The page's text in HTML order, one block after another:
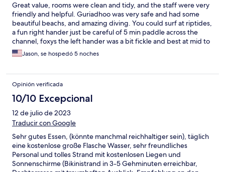
Great value, rooms were clean and tidy, and the staff were very
friendly and helpful. Guriadhoo was very safe and had some
beautiful beachs, and amazing diving. You could surf at riptides,
a fun right hander just be careful of 5 min paddle across the
channel, foxys the left hander was a bit fickle and best at mid to
high tide, Much better value than staying at the expensive
resorts or kandoma holiday inn
Jason, se hospedó 5 noches
Opinión verificada
10/10 Excepcional
12 de julio de 2023
Traducir con Google
Sehr gutes Essen, (könnte manchmal reichhaltiger sein), täglich
eine kostenlose große Flasche Wasser, sehr freundliches
Personal und tolles Strand mit kostenlosen Liegen und
Sonnenschirme (Bikinistrand in 3-5 Gehminuten erreichbar,